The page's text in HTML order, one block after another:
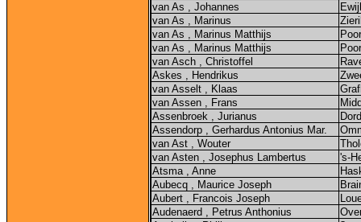
van As , Johannes
van As , Marinus
van As , Marinus Matthijs
van As , Marinus Matthijs
van Asch , Christoffel
Askes , Hendrikus
van Asselt , Klaas
van Assen , Frans
Assenbroek , Jurianus
Assendorp , Gerhardus Antonius Mar.
van Ast , Wouter
van Asten , Josephus Lambertus
's-
Atsma , Anne
Aubecq , Maurice Joseph
Aubert , Francois Joseph
Audenaerd , Petrus Anthonius